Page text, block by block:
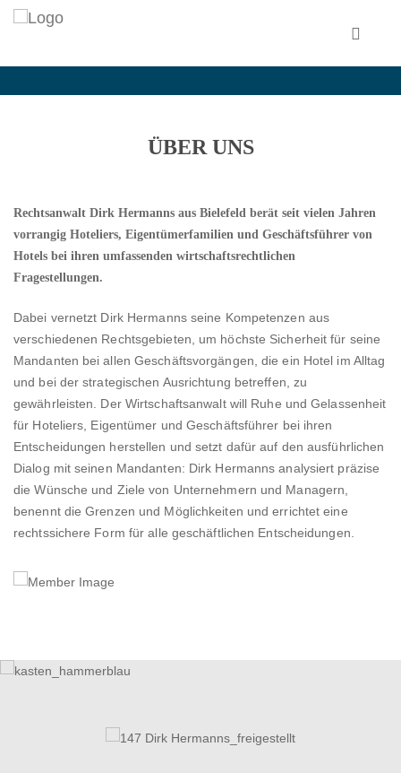
ÜBER UNS
Rechtsanwalt Dirk Hermanns aus Bielefeld berät seit vielen Jahren
vorrangig Hoteliers, Eigentümerfamilien und Geschäftsführer von
Hotels bei ihren umfassenden wirtschaftsrechtlichen
Fragestellungen.
Dabei vernetzt Dirk Hermanns seine Kompetenzen aus
verschiedenen Rechtsgebieten, um höchste Sicherheit für seine
Mandanten bei allen Geschäftsvorgängen, die ein Hotel im Alltag
und bei der strategischen Ausrichtung betreffen, zu
gewährleisten. Der Wirtschaftsanwalt will Ruhe und Gelassenheit
für Hoteliers, Eigentümer und Geschäftsführer bei ihren
Entscheidungen herstellen und setzt dafür auf den ausführlichen
Dialog mit seinen Mandanten: Dirk Hermanns analysiert präzise
die Wünsche und Ziele von Unternehmern und Managern,
benennt die Grenzen und Möglichkeiten und errichtet eine
rechtssichere Form für alle geschäftlichen Entscheidungen.